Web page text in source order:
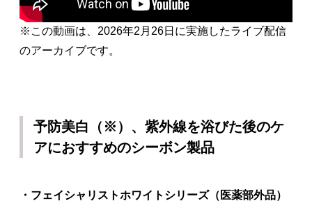
※この動画は、2026年2月26日に実施したライブ配信
のアーカイブです。
予防美白（※）、紫外線を浴びた後のケ
アにおすすめのシーボン製品
・フェイシャリストホワイトシリーズ（医薬部外品）